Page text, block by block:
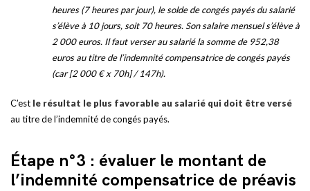
heures (7 heures par jour), le solde de congés payés du salarié
s’élève à 10 jours, soit 70 heures. Son salaire mensuel s’élève à
2 000 euros. Il faut verser au salarié la somme de 952,38
euros au titre de l’indemnité compensatrice de congés payés
(car [2 000 € x 70h] / 147h).
C’est le résultat le plus favorable au salarié qui doit être versé
au titre de l’indemnité de congés payés.
Étape n°3 : évaluer le montant de
l’indemnité compensatrice de préavis